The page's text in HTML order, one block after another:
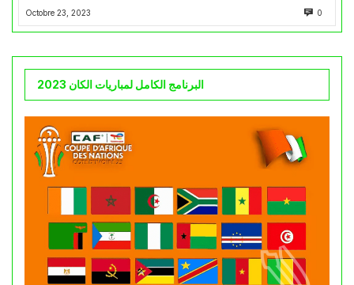
Octobre 23, 2023 0
البرنامج الكامل لمباريات الكان 2023